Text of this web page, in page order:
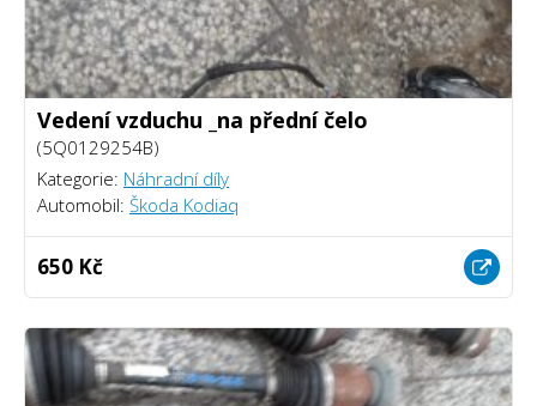
Vedení vzduchu _na přední čelo
(5Q0129254B)
Kategorie: Náhradní díly
Automobil: Škoda Kodiaq
650 Kč